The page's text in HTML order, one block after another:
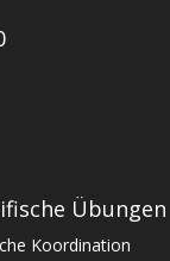
Übungen
Koordination